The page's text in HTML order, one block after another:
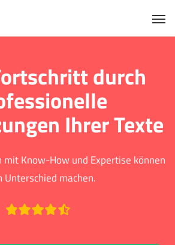
durch
Ihrer Texte
mit Know-How und Expertise können
Unterschied machen.